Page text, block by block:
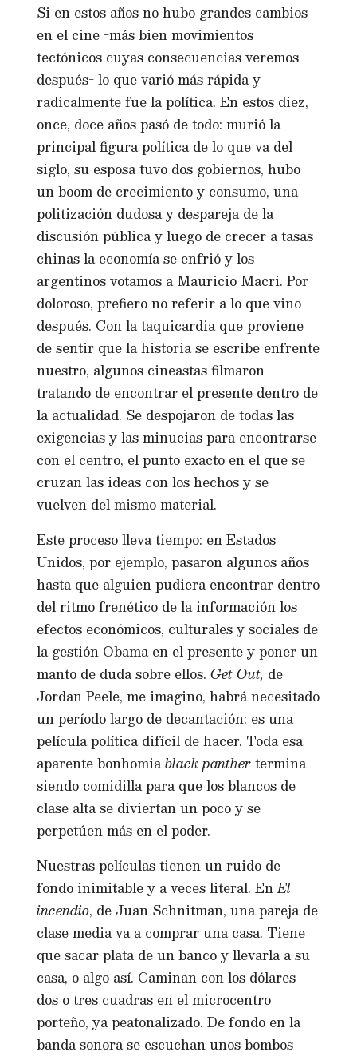
Si en estos años no hubo grandes cambios
en el cine -más bien movimientos
tectónicos cuyas consecuencias veremos
después- lo que varió más rápida y
radicalmente fue la política. En estos diez,
once, doce años pasó de todo: murió la
principal figura política de lo que va del
siglo, su esposa tuvo dos gobiernos, hubo
un boom de crecimiento y consumo, una
politización dudosa y despareja de la
discusión pública y luego de crecer a tasas
chinas la economía se enfrió y los
argentinos votamos a Mauricio Macri. Por
doloroso, prefiero no referir a lo que vino
después. Con la taquicardia que proviene
de sentir que la historia se escribe enfrente
nuestro, algunos cineastas filmaron
tratando de encontrar el presente dentro de
la actualidad. Se despojaron de todas las
exigencias y las minucias para encontrarse
con el centro, el punto exacto en el que se
cruzan las ideas con los hechos y se
vuelven del mismo material.
Este proceso lleva tiempo: en Estados
Unidos, por ejemplo, pasaron algunos años
hasta que alguien pudiera encontrar dentro
del ritmo frenético de la información los
efectos económicos, culturales y sociales de
la gestión Obama en el presente y poner un
manto de duda sobre ellos.Get Out, de
Jordan Peele, me imagino, habrá necesitado
un período largo de decantación: es una
película política difícil de hacer. Toda esa
aparente bonhomiablack panthertermina
siendo comidilla para que los blancos de
clase alta se diviertan un poco y se
perpetúen más en el poder.
Nuestras películas tienen un ruido de
fondo inimitable y a veces literal. EnEl
incendio, de Juan Schnitman, una pareja de
clase media va a comprar una casa. Tiene
que sacar plata de un banco y llevarla a su
casa, o algo así. Caminan con los dólares
dos o tres cuadras en el microcentro
porteño, ya peatonalizado. De fondo en la
banda sonora se escuchan unos bombos